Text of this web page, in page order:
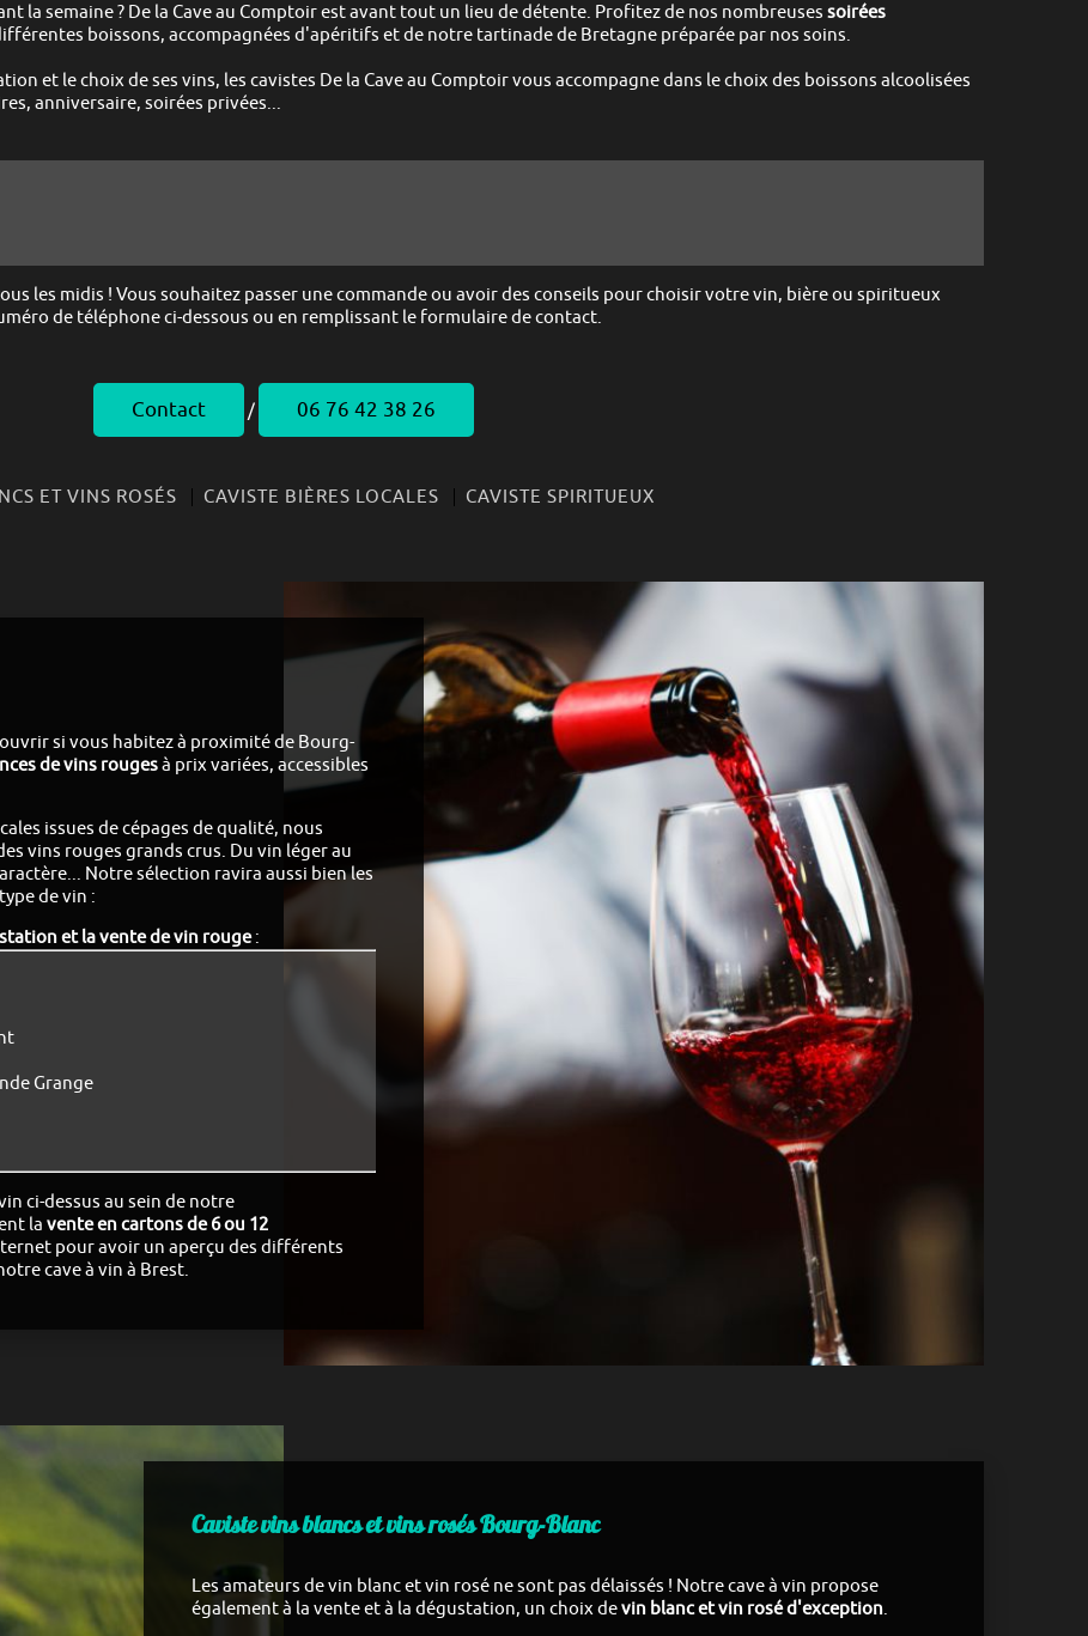
la semaine ? De la Cave au Comptoirest avant tout un lieu de détente. Profitez de nos nombreuses soirées
boissons, accompagnées d'apéritifs et de notre tartinade de Bretagne préparée par nos soins.
et le choix de ses vins, les cavistes De la Cave au Comptoirvous accompagne dans le choix des boissons alcoolisées
anniversaire, soirées privées...
les midis ! Vous souhaitez passer une commande ou avoir des conseils pour choisir votre vin, bière ou spiritueux
de téléphone ci-dessous ou en remplissant le formulaire de contact.
Contact / 06 76 42 38 26
ET VINS ROSÉS CAVISTE BIÈRES LOCALES CAVISTE SPIRITUEUX
si vous habitez à proximité de Bourg-
de vins rougesà prix variées, accessibles
issues de cépages de qualité, nous
vins rouges grands crus. Du vin léger au
Notre sélection ravira aussi bien les
de vin :
et la vente de vin rouge:
Grange
ci-dessus au sein de notre
la vente en cartons de 6 ou 12
pour avoir un aperçu des différents
cave à vin à Brest.
Caviste vins blancs et vins rosés Bourg-Blanc
Les amateurs de vin blanc et vin rosé ne sont pas délaissés ! Notre cave à vin propose
également à la vente et à la dégustation, un choix devin blanc et vin rosé d'exception.